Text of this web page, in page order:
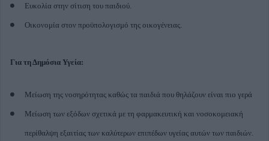
Ευκολία στην σίτιση του παιδιού.
Οικονομία στον προϋπολογισμό της οικογένειας.
Για τη Δημόσια Υγεία:
Μείωση της νοσηρότητας καθώς τα παιδιά που θηλάζουν είναι πιο γερά
Μείωση των εξόδων σχετικά με τη φαρμακευτική και νοσοκομειακή
περίθαλψη εξαιτίας των καλύτερων επιπέδων υγείας αυτών των παιδιών.